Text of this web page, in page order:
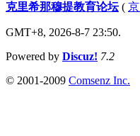
克里希那穆提教育论坛(
GMT+8, 2026-8-7 23:50.
Powered by Discuz! 7.2
© 2001-2009 Comsenz Inc.